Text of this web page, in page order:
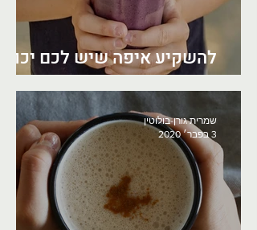
להשקיע איפה שיש לכם
להשפיע
שמרית גורן-בולוטין
3 בפבר׳ 2020